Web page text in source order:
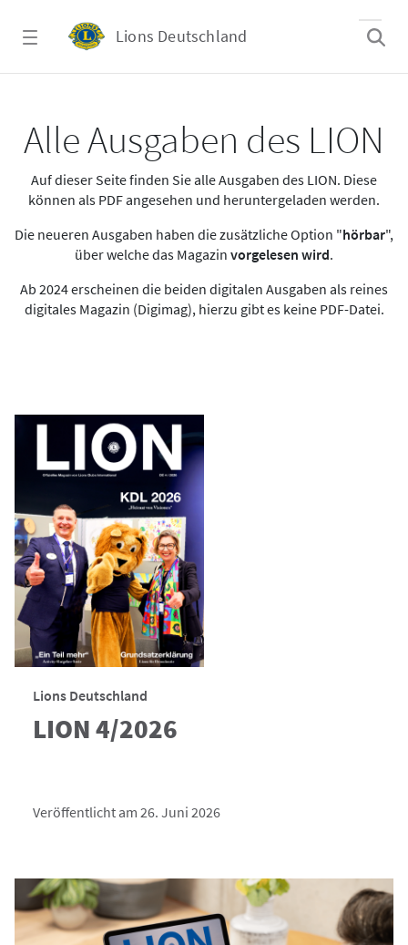
Lions Deutschland
Alle Ausgaben des LION
Auf dieser Seite finden Sie alle Ausgaben des LION. Diese
können als PDF angesehen und heruntergeladen werden.
Die neueren Ausgaben haben die zusätzliche Option "hörbar",
über welche das Magazin vorgelesen wird.
Ab 2024 erscheinen die beiden digitalen Ausgaben als reines
digitales Magazin (Digimag), hierzu gibt es keine PDF-Datei.
Lions Deutschland
LION 4/2026
Veröffentlicht am 26. Juni 2026